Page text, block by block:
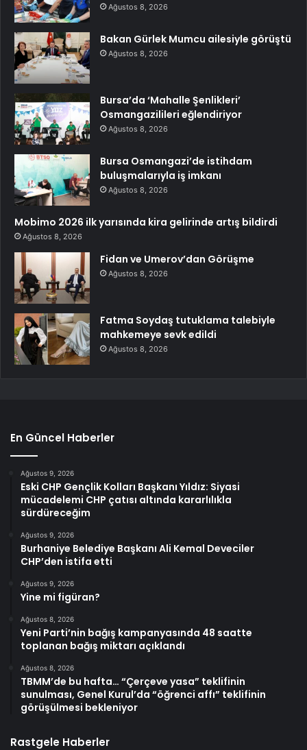
Ağustos 8, 2026
Bakan Gürlek Mumcu ailesiyle görüştü
Ağustos 8, 2026
Bursa’da ‘Mahalle Şenlikleri’
Osmangazilileri eğlendiriyor
Ağustos 8, 2026
Bursa Osmangazi’de istihdam
buluşmalarıyla iş imkanı
Ağustos 8, 2026
Mobimo 2026 ilk yarısında kira gelirinde artış bildirdi
Ağustos 8, 2026
Fidan ve Umerov’dan Görüşme
Ağustos 8, 2026
Fatma Soydaş tutuklama talebiyle
mahkemeye sevk edildi
Ağustos 8, 2026
En Güncel Haberler
Ağustos 9, 2026
Eski CHP Gençlik Kolları Başkanı Yıldız: Siyasi
mücadelemi CHP çatısı altında kararlılıkla
sürdüreceğim
Ağustos 9, 2026
Burhaniye Belediye Başkanı Ali Kemal Deveciler
CHP’den istifa etti
Ağustos 9, 2026
Yine mi figüran?
Ağustos 8, 2026
Yeni Parti’nin bağış kampanyasında 48 saatte
toplanan bağış miktarı açıklandı
Ağustos 8, 2026
TBMM’de bu hafta… “Çerçeve yasa” teklifinin
sunulması, Genel Kurul’da “öğrenci affı” teklifinin
görüşülmesi bekleniyor
Rastgele Haberler